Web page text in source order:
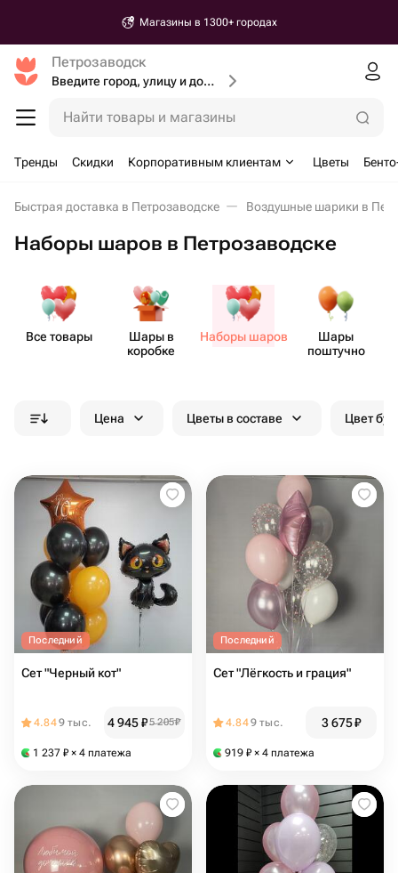
Магазины в 1300+ городах
Петрозаводск
Введите город, улицу и дом доставки
Найти товары и магазины
Тренды Скидки Корпоративным клиентам Цветы
Быстрая доставка в Петрозаводске Воздушные шарики в
Наборы шаров в Петрозаводске
Все товары
Шары в
коробке
Наборы шаров
Шары
поштучно
Цена Цветы в составе Цвет
Последний
Сет "Черный кот"
4.849 тыс. 4 945₽5 205₽
1 237 ₽ × 4 платежа
Последний
Сет "Лёгкость и грация"
4.849 тыс. 3 675₽
919 ₽ × 4 платежа